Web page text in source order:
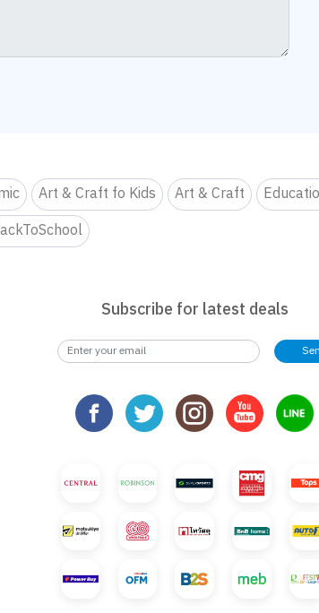
Art & Craft fo Kids Art & Craft
Subscribe for latest deals